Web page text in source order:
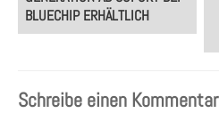
BLUECHIP ERHÄLTLICH
Schreibe einen Kommentar